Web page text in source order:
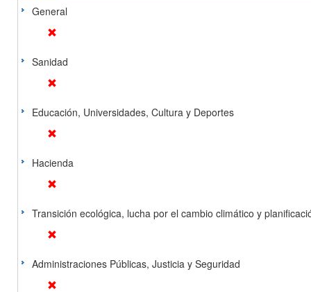
General
Sanidad
Educación, Universidades, Cultura y Deportes
Hacienda
Transición ecológica, lucha por el cambio climático y
Administraciones Públicas, Justicia y Seguridad